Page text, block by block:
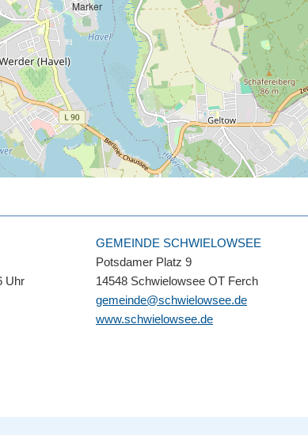
Uhr
GEMEINDE SCHWIELOWSEE
Potsdamer Platz 9
14548 Schwielowsee OT Ferch
gemeinde@schwielowsee.de
www.schwielowsee.de